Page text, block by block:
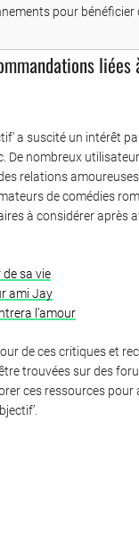
pour bénéficier
liées
a suscité un intérêt
De nombreux
relations
de comédies
à considérer après
sa vie
ami Jay
l’amour
de ces critiques et
trouvées sur des
ces ressources